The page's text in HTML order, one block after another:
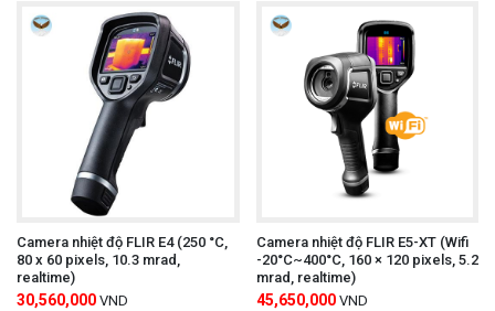
Hỗ trợ lưu ảnh nhiệt, video bức xạ nhiệt, ghi chú
bằng giọng nói, văn bản, QR Code, Wi-Fi,
Bluetooth và thẻ nhớ dung lượng lớn.
Xem thêm: Máy đo lực kéo, đẩy điện tử ALIYIQI
SF-500
Ứng dụng
HIKMICRO SP60-L12 được ứng dụng rộng rãi
trong:
Camera nhiệt độ FLIR E4 (250 °C,
80 x 60 pixels, 10.3 mrad,
realtime)
30,560,000 VND
Camera nhiệt độ FLIR E5-XT (Wifi
-20°C~400°C, 160 × 120 pixels, 5.2
mrad, realtime)
45,650,000 VND